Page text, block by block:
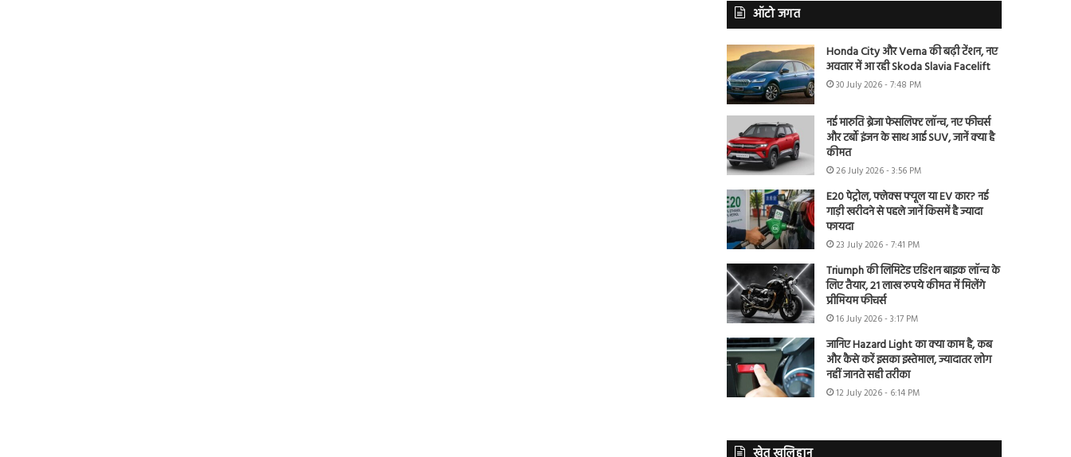
ऑटो जगत
Honda City और Verna की बढ़ी टेंशन, नए
अवतार में आ रही Skoda Slavia Facelift
30 July 2026 - 7:48 PM
नई मारुति ब्रेजा फेसलिफ्ट लॉन्च, नए फीचर्स
और टर्बो इंजन के साथ आई SUV, जानें क्या है
कीमत
26 July 2026 - 3:56 PM
E20 पेट्रोल, फ्लेक्स फ्यूल या EV कार? नई
गाड़ी खरीदने से पहले जानें किसमें है ज्यादा
फायदा
23 July 2026 - 7:41 PM
Triumph की लिमिटेड एडिशन बाइक लॉन्च के
लिए तैयार, 21 लाख रुपये कीमत में मिलेंगे
प्रीमियम फीचर्स
16 July 2026 - 3:17 PM
जानिए Hazard Light का क्या काम है, कब
और कैसे करें इसका इस्तेमाल, ज्यादातर लोग
नहीं जानते सही तरीका
12 July 2026 - 6:14 PM